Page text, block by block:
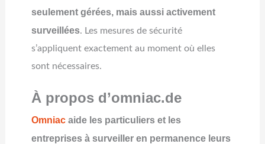
seulement gérées, mais aussi activement
surveillées. Les mesures de sécurité
s’appliquent exactement au moment où elles
sont nécessaires.
À propos d’omniac.de
Omniacaide les particuliers et les
entreprises à surveiller en permanence leurs